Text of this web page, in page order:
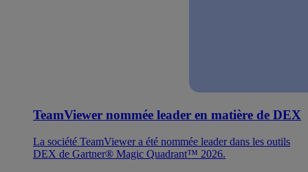
TeamViewer nommée leader en matière de DEX
La société TeamViewer a été nommée leader dans les outils
DEX de Gartner® Magic Quadrant™ 2026.